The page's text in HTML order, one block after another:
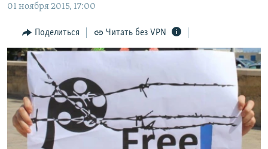
Вернутся
поиску
ИНТЕРАКТИВ
ИНФОГРАФИКА
ТЕЛЕПРОЕКТ КРЫМ.РЕАЛИИ
СОВЕТЫ ПРАВОЗАЩИТНИКОВ
ПРОПАВШИЕ БЕЗ ВЕСТИ
ПОБЕДИТЕЛЕЙ НЕ СУДЯТ?
КРЫМ.НЕПОКОРЕННЫЙ
РАДІО СВОБОДА
КАК ОБОЙТИ БЛОКИРОВКУ
Українською
Qırımtatar
ПРИСОЕДИНЯЙТЕСЬ!
01 ноября 2015, 17:00
Поделиться Читать без VPN